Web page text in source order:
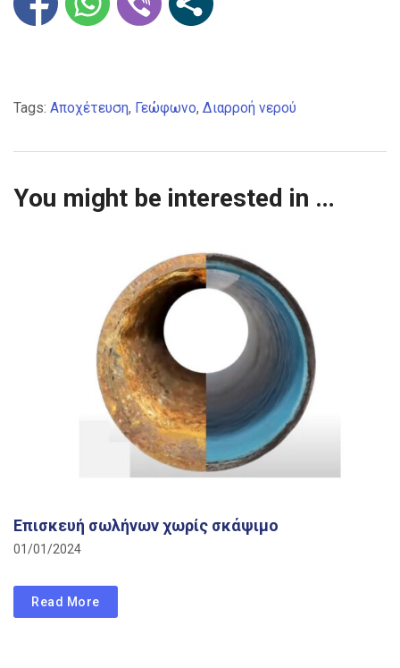
Tags: Αποχέτευση, Γεώφωνο, Διαρροή νερού
You might be interested in …
Επισκευή σωλήνων χωρίς σκάψιμο
01/01/2024
Read More